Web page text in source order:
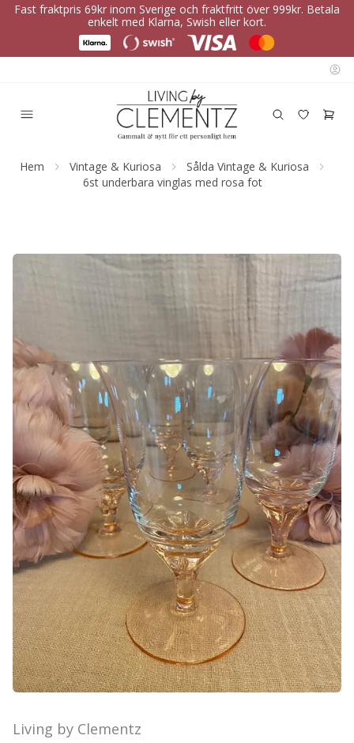
Fast fraktpris 69kr inom Sverige och fraktfritt över 999kr. Betala
enkelt med Klarna, Swish eller kort.
Hem Vintage & Kuriosa
Sålda Vintage & Kuriosa
6st underbara vinglas med rosa fot
Living by Clementz